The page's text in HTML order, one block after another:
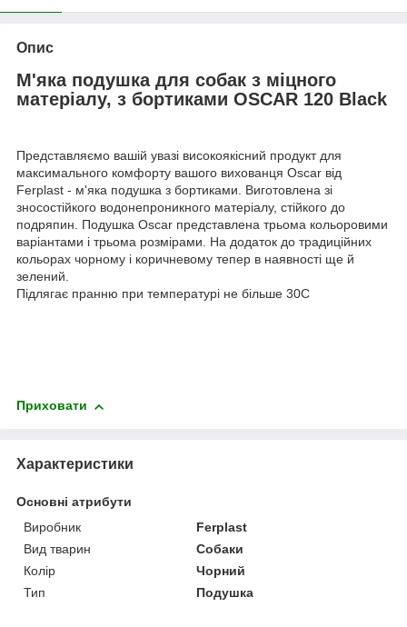
Опис
М'яка подушка для собак з міцного
матеріалу, з бортиками OSCAR 120 Black
Представляємо вашій увазі високоякісний продукт для
максимального комфорту вашого вихованця Oscar від
Ferplast - м'яка подушка з бортиками. Виготовлена зі
зносостійкого водонепроникного матеріалу, стійкого до
подряпин. Подушка Oscar представлена трьома кольоровими
варіантами і трьома розмірами. На додаток до традиційних
кольорах чорному і коричневому тепер в наявності ще й
зелений.
Підлягає пранню при температурі не більше 30С
Приховати
Характеристики
Основні атрибути
Виробник
Ferplast
Вид тварин
Собаки
Колір
Чорний
Тип
Подушка